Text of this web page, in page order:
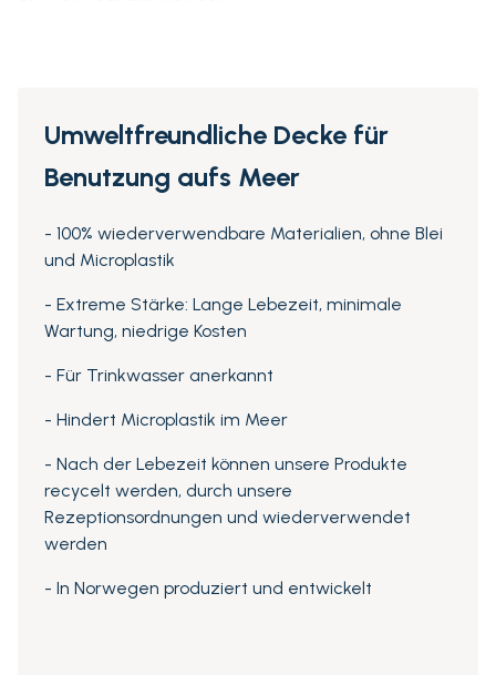
Umweltfreundliche Decke für
Benutzung aufs Meer
- 100% wiederverwendbare Materialien, ohne Blei
und Microplastik
- Extreme Stärke: Lange Lebezeit, minimale
Wartung, niedrige Kosten
- Für Trinkwasser anerkannt
- Hindert Microplastik im Meer
- Nach der Lebezeit können unsere Produkte
recycelt werden, durch unsere
Rezeptionsordnungen und wiederverwendet
werden
- In Norwegen produziert und entwickelt